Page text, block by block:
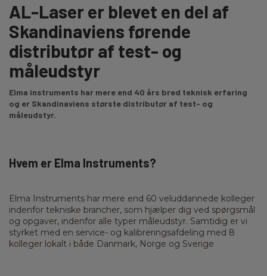
AL-Laser er blevet en del af
Skandinaviens førende
distributør af test- og
måleudstyr
Elma instruments har mere end 40 års bred teknisk erfaring
og er Skandinaviens største distributør af test- og
måleudstyr.
Hvem er Elma Instruments?
Elma Instruments har mere end 60 veluddannede kolleger
indenfor tekniske brancher, som hjælper dig ved spørgsmål
og opgaver, indenfor alle typer måleudstyr. Samtidig er vi
styrket med en service- og kalibreringsafdeling med 8
kolleger lokalt i både Danmark, Norge og Sverige